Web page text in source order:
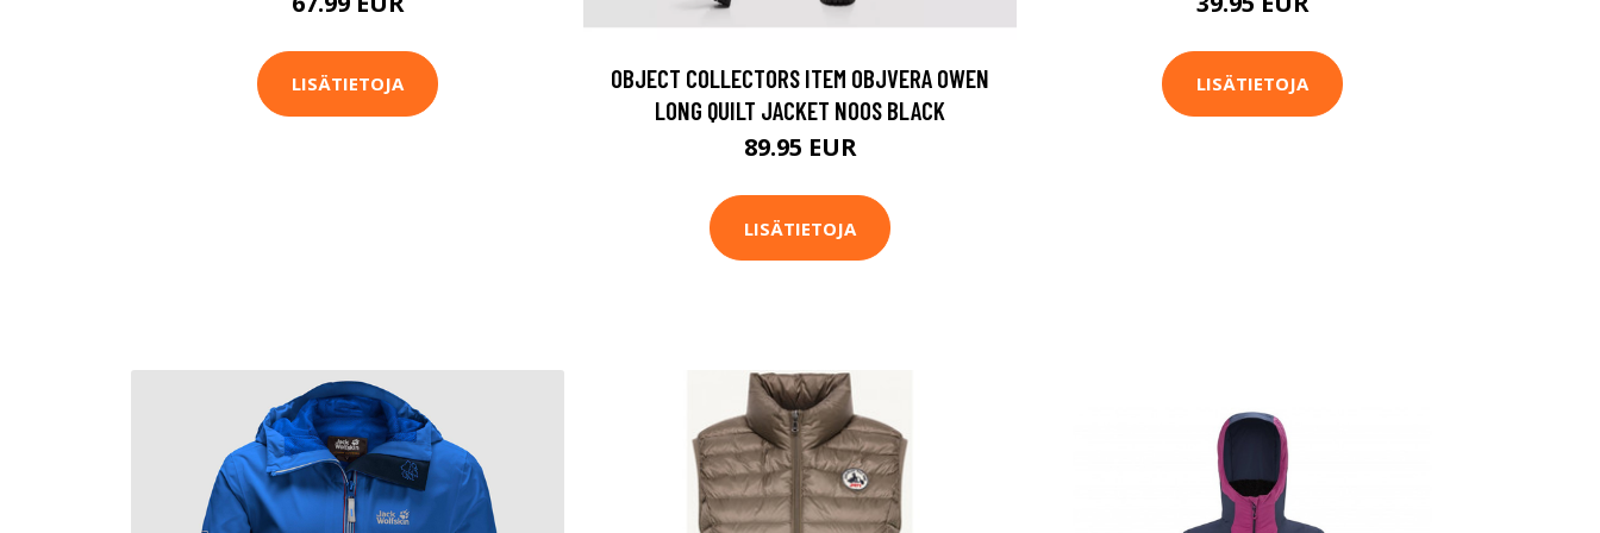
LISÄTIETOJA
OBJECT COLLECTORS ITEM OBJVERA OWEN
LONG QUILT JACKET NOOS BLACK
89.95 EUR
LISÄTIETOJA
LISÄTIETOJA